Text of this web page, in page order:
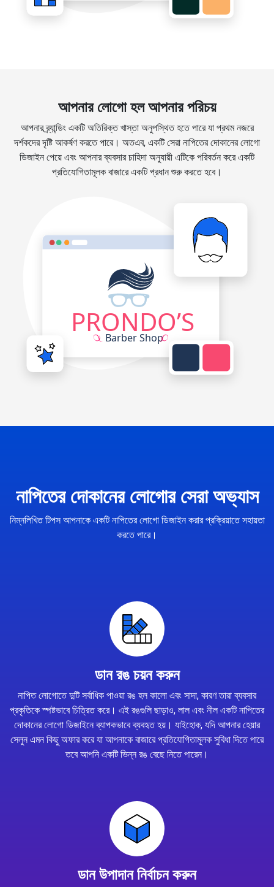
আপনার লোগো হল আপনার পরিচয়
আপনার ব্র্যান্ডিং একটি অতিরিক্ত খাস্তা অনুপস্থিত হতে পারে যা প্রথম নজরে
দর্শকদের দৃষ্টি আকর্ষণ করতে পারে। অতএব, একটি সেরা নাপিতের দোকানের লোগো
ডিজাইন পেয়ে এবং আপনার ব্যবসার চাহিদা অনুযায়ী এটিকে পরিবর্তন করে একটি
প্রতিযোগিতামূলক বাজারে একটি প্রধান শুরু করতে হবে।
নাপিতের দোকানের লোগোর সেরা অভ্যাস
নিম্নলিখিত টিপস আপনাকে একটি নাপিতের লোগো ডিজাইন করার প্রক্রিয়াতে সহায়তা
করতে পারে।
ডান রঙ চয়ন করুন
নাপিত লোগোতে দুটি সর্বাধিক পাওয়া রঙ হল কালো এবং সাদা, কারণ তারা ব্যবসার
প্রকৃতিকে স্পষ্টভাবে চিত্রিত করে। এই রঙগুলি ছাড়াও, লাল এবং নীল একটি নাপিতের
দোকানের লোগো ডিজাইনে ব্যাপকভাবে ব্যবহৃত হয়। যাইহোক, যদি আপনার হেয়ার
সেলুন এমন কিছু অফার করে যা আপনাকে বাজারে প্রতিযোগিতামূলক সুবিধা দিতে পারে
তবে আপনি একটি ভিন্ন রঙ বেছে নিতে পারেন।
ডান উপাদান নির্বাচন করুন